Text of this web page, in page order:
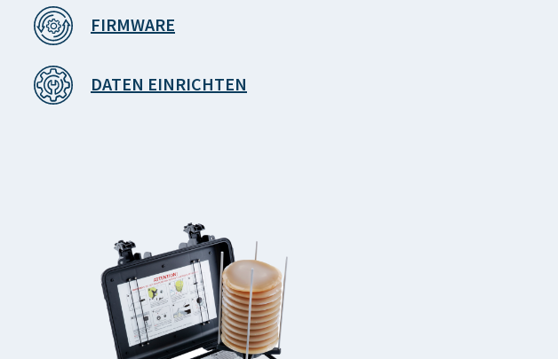
FIRMWARE
DATEN EINRICHTEN